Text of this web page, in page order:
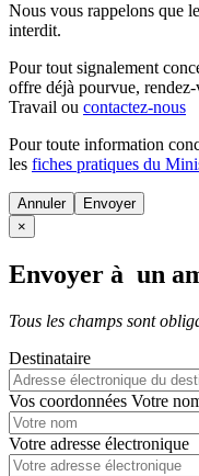
Nous vous rappelons que
interdit.
Pour tout signalement
offre déjà pourvue,
Travail ou contactez-nous
Pour toute information
les fiches pratiques du
Annuler
×
Envoyer à un
Tous les champs sont
Destinataire
Vos coordonnées Votre
Votre adresse électronique